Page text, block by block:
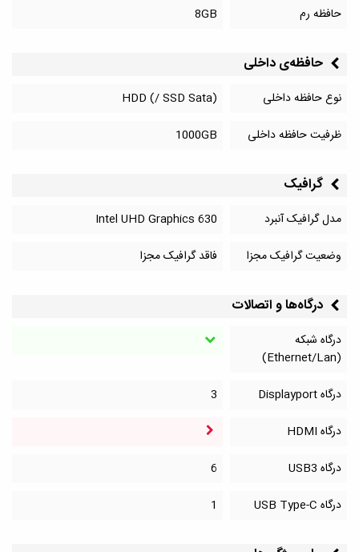
حافظه رم
8GB
حافظه‌‌ی داخلی
نوع حافظه داخلی
HDD (/ SSD Sata)
ظرفیت حافظه داخلی
1000GB
گرافیک
مدل گرافیک آنبرد
Intel UHD Graphics 630
وضعیت گرافیک مجزا
فاقد گرافیک مجزا
درگاه‌ها و اتصالات
درگاه شبکه
(Ethernet/Lan)
درگاه Displayport
3
درگاه HDMI
درگاه‌ USB3
6
درگاه‌ USB Type-C
1